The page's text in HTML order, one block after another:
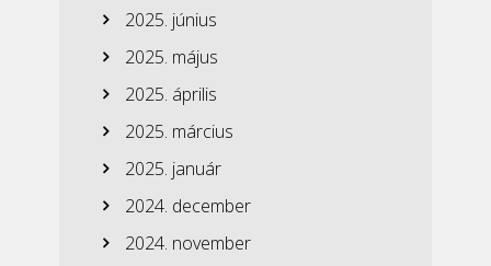
2025. június
2025. május
2025. április
2025. március
2025. január
2024. december
2024. november